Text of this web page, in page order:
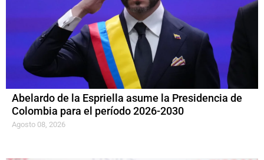
Abelardo de la Espriella asume la Presidencia de
Colombia para el período 2026-2030
Agosto 08, 2026